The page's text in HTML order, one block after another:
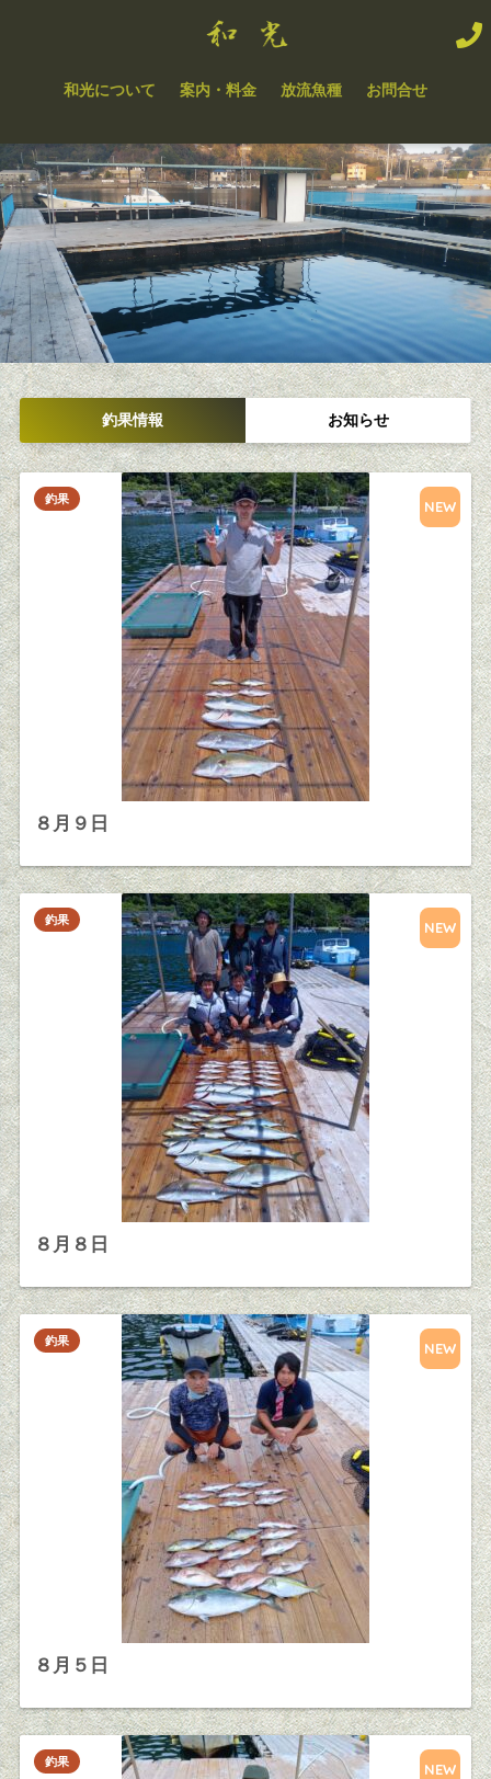
和光について 案内・料金 放流魚種 お問合せ
釣果情報 お知らせ
８月９日
釣果 NEW
８月８日
釣果 NEW
８月５日
釣果 NEW
釣果 NEW